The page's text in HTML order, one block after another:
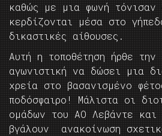
καθώς με μια φωνή τόνισαν
κερδίζονται μέσα στο
δικαστικές αίθουσες.
Αυτή η τοποθέτηση ήρθε την
αγωνιστική να δώσει μια
χρεία στο βασανισμένο
ποδόσφαιρο! Μάλιστα οι
ομάδων του ΑΟ Λεβάντε και
βγάλουν ανακοίνωση